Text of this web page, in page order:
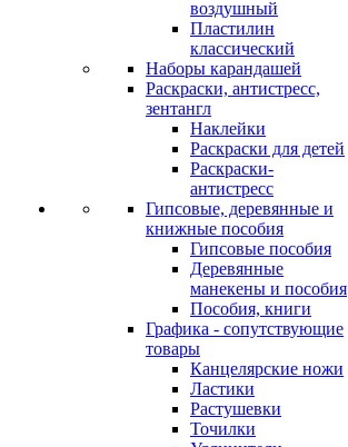
воздушный
Пластилин
классический
Наборы карандашей
Раскраски, антистресс,
зентангл
Наклейки
Раскраски для детей
Раскраски-
антистресс
Гипсовые, деревянные и
книжные пособия
Гипсовые пособия
Деревянные
манекены и пособия
Пособия, книги
Графика - сопутствующие
товары
Канцелярские ножи
Ластики
Растушевки
Точилки